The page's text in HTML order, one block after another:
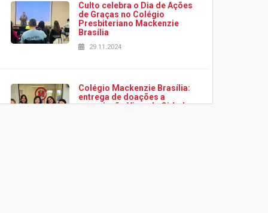
Culto celebra o Dia de Ações
de Graças no Colégio
Presbiteriano Mackenzie
Brasília
29.11.2024
Colégio Mackenzie Brasília:
entrega de doações a
associação Viver da Cidade